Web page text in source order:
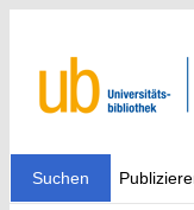
Suchen